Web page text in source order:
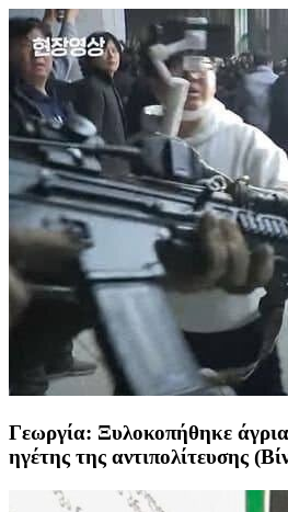
Γεωργία: Ξυλοκοπήθηκε
ηγέτης της αντιπολίτευσης